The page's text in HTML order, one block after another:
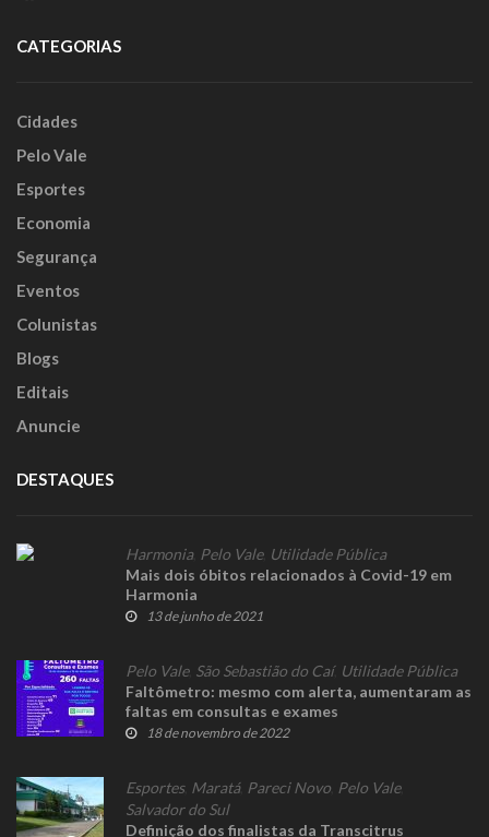
CATEGORIAS
Cidades
Pelo Vale
Esportes
Economia
Segurança
Eventos
Colunistas
Blogs
Editais
Anuncie
DESTAQUES
Harmonia, Pelo Vale, Utilidade Pública
Mais dois óbitos relacionados à Covid-19 em
Harmonia
13 de junho de 2021
Pelo Vale, São Sebastião do Caí, Utilidade Pública
Faltômetro: mesmo com alerta, aumentaram as
faltas em consultas e exames
18 de novembro de 2022
Esportes, Maratá, Pareci Novo Pelo Vale,
Salvador do Sul
Definição dos finalistas da Transcitrus